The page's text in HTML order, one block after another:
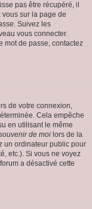
pas être récupéré, il
sur la page de
. Suivez les
vous connecter.
mot de passe, contactez
de votre connexion,
Cela empêche
en utilisant le même
de moi lors de la
un ordinateur public pour
etc.). Si vous ne voyez
a désactivé cette